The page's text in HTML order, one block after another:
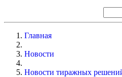
Главная
Новости
Новости тиражных